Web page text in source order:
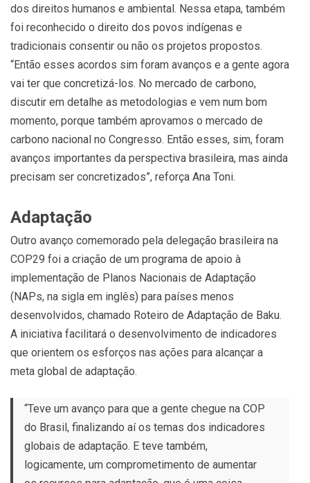
dos direitos humanos e ambiental. Nessa etapa, também
foi reconhecido o direito dos povos indígenas e
tradicionais consentir ou não os projetos propostos.
“Então esses acordos sim foram avanços e a gente agora
vai ter que concretizá-los. No mercado de carbono,
discutir em detalhe as metodologias e vem num bom
momento, porque também aprovamos o mercado de
carbono nacional no Congresso. Então esses, sim, foram
avanços importantes da perspectiva brasileira, mas ainda
precisam ser concretizados”, reforça Ana Toni.
Adaptação
Outro avanço comemorado pela delegação brasileira na
COP29 foi a criação de um programa de apoio à
implementação de Planos Nacionais de Adaptação
(NAPs, na sigla em inglês) para países menos
desenvolvidos, chamado Roteiro de Adaptação de Baku.
A iniciativa facilitará o desenvolvimento de indicadores
que orientem os esforços nas ações para alcançar a
meta global de adaptação.
“Teve um avanço para que a gente chegue na COP
do Brasil, finalizando aí os temas dos indicadores
globais de adaptação. E teve também,
logicamente, um comprometimento de aumentar